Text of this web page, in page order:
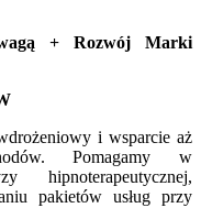
+ Rozwój Marki
i wsparcie aż
Pomagamy w
hipnoterapeutycznej,
pakietów usług przy